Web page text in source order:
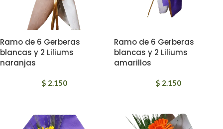
Ramo de 6 Gerberas
blancas y 2 Liliums
naranjas
$ 2.150
Ramo de 6 Gerberas
blancas y 2 Liliums
amarillos
$ 2.150